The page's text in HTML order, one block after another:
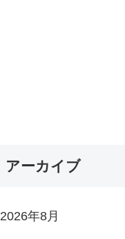
アーカイブ
2026年8月